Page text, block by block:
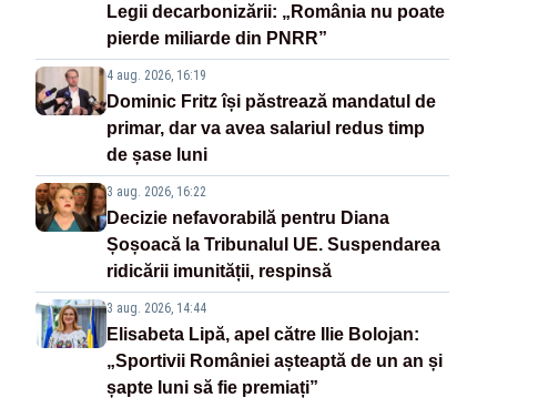
Legii decarbonizării: „România nu poate
pierde miliarde din PNRR”
4 aug. 2026, 16:19
Dominic Fritz își păstrează mandatul de
primar, dar va avea salariul redus timp
de șase luni
3 aug. 2026, 16:22
Decizie nefavorabilă pentru Diana
Șoșoacă la Tribunalul UE. Suspendarea
ridicării imunității, respinsă
3 aug. 2026, 14:44
Elisabeta Lipă, apel către Ilie Bolojan:
„Sportivii României așteaptă de un an și
șapte luni să fie premiați”